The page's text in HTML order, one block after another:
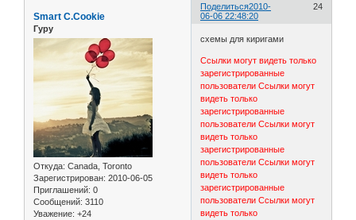
Поделиться 24
2010-
06-06 22:48:20
Smart C.Cookie
Гуру
Откуда: Canada, Toronto
Зарегистрирован: 2010-06-05
Приглашений: 0
Сообщений: 3110
Уважение: +24
схемы для киригами
Ссылки могут видеть только
зарегистрированные
пользователи Ссылки могут
видеть только
зарегистрированные
пользователи Ссылки могут
видеть только
зарегистрированные
пользователи Ссылки могут
видеть только
зарегистрированные
пользователи Ссылки могут
видеть только